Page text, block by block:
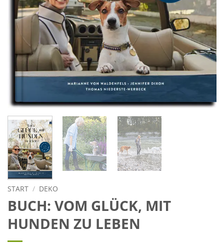
START / DEKO
BUCH: VOM GLÜCK, MIT
HUNDEN ZU LEBEN